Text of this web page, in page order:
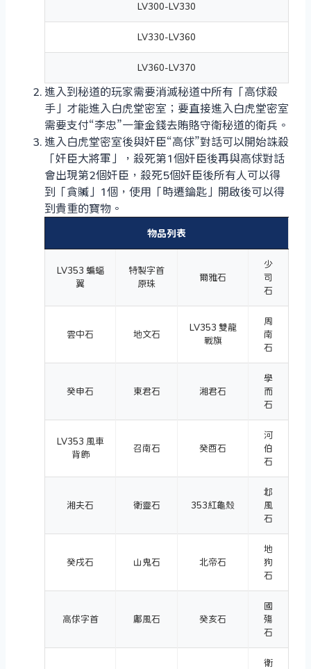
LV300-LV330
LV330-LV360
LV360-LV370
進入到秘道的玩家需要消滅秘道中所有「高俅殺
手」才能進入白虎堂密室；要直接進入白虎堂密室
需要支付“李忠”一筆金錢去賄賂守衛秘道的衛兵。
進入白虎堂密室後與奸臣“高俅”對話可以開始誅殺
「奸臣大將軍」，殺死第1個奸臣後再與高俅對話
會出現第2個奸臣，殺死5個奸臣後所有人可以得
到「貪贓」1個，使用「時遷鑰匙」開啟後可以得
到貴重的寶物。
物品列表
LV353 蝙蝠
翼
特製字首
原珠
爾雅石
少
司
石
雲中石 地文石
LV353 雙龍
戰旗
周
南
石
癸申石 東君石 湘君石
學
而
石
LV353 風車
背飾
召南石 癸酉石
河
伯
石
湘夫石 衛靈石 353紅龜殼
邶
風
石
癸戌石 山鬼石 北帝石
地
狗
石
高俅字首 鄘風石 癸亥石
國
殤
石
衛